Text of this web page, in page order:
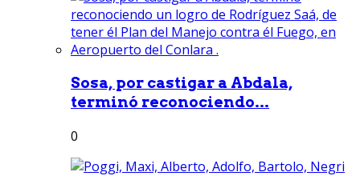
Sosa, por castigar a Abdala,
terminó reconociendo...
0